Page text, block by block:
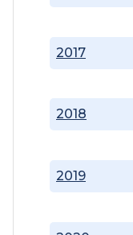
2017
2018
2019